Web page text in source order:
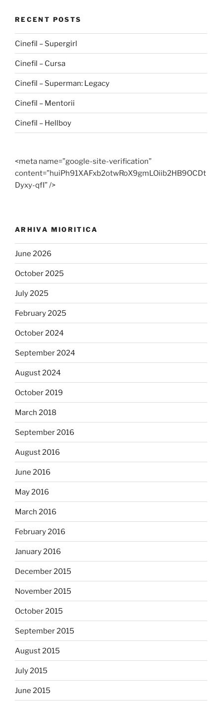
RECENT POSTS
Cinefil – Supergirl
Cinefil – Cursa
Cinefil – Superman: Legacy
Cinefil – Mentorii
Cinefil – Hellboy
<meta name=”google-site-verification”
content=”huiPh91XAFxb2otwRoX9gmLOiib2HB9OCDt
Dyxy-qfI” />
ARHIVA MIORITICA
June 2026
October 2025
July 2025
February 2025
October 2024
September 2024
August 2024
October 2019
March 2018
September 2016
August 2016
June 2016
May 2016
March 2016
February 2016
January 2016
December 2015
November 2015
October 2015
September 2015
August 2015
July 2015
June 2015